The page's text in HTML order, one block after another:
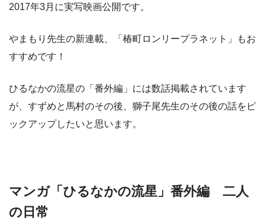
2017年3月に実写映画公開です。
やまもり先生の新連載、「椿町ロンリープラネット」もお
すすめです！
ひるなかの流星の「番外編」には数話掲載されています
が、すずめと馬村のその後、獅子尾先生のその後の話をピ
ックアップしたいと思います。
マンガ「ひるなかの流星」番外編 二人
の日常